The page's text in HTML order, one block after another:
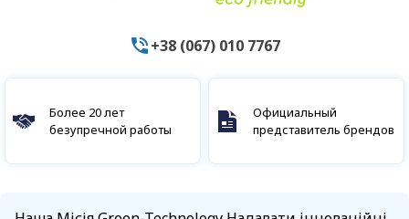
+38 (067) 010 7767
Более 20 лет
безупречной работы
Официальный
представитель брендов